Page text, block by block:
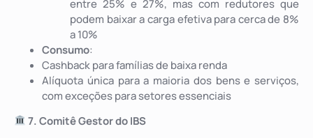
entre 25% e 27%, mas com redutores que
podem baixar a carga efetiva para cerca de 8%
a 10%
Consumo:
Cashback para famílias de baixa renda
Alíquota única para a maioria dos bens e serviços,
com exceções para setores essenciais
7. Comitê Gestor do IBS